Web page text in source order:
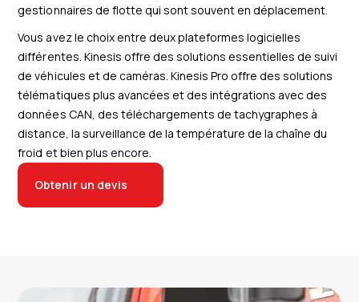
gestionnaires de flotte qui sont souvent en déplacement.
Vous avez le choix entre deux plateformes logicielles
différentes. Kinesis offre des solutions essentielles de suivi
de véhicules et de caméras. Kinesis Pro offre des solutions
télématiques plus avancées et des intégrations avec des
données CAN, des téléchargements de tachygraphes à
distance, la surveillance de la température de la chaîne du
froid et bien plus encore.
Obtenir un devis